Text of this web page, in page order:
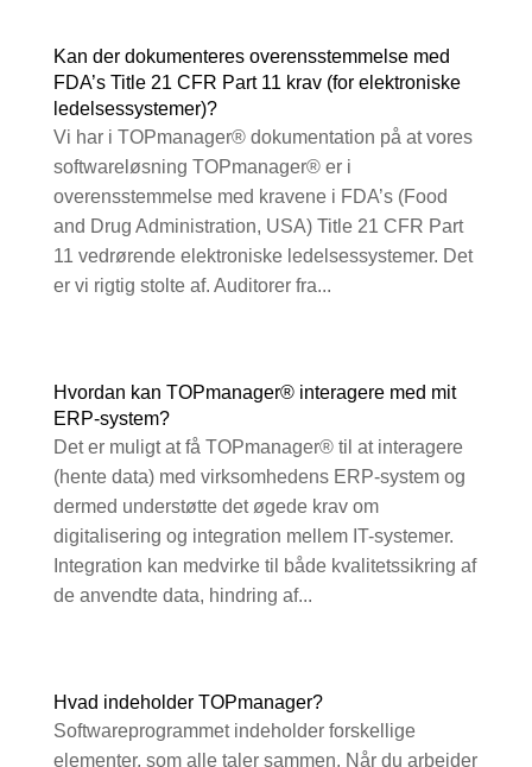
Kan der dokumenteres overensstemmelse med
FDA’s Title 21 CFR Part 11 krav (for elektroniske
ledelsessystemer)?
Vi har i TOPmanager® dokumentation på at vores
softwareløsning TOPmanager® er i
overensstemmelse med kravene i FDA’s (Food
and Drug Administration, USA) Title 21 CFR Part
11 vedrørende elektroniske ledelsessystemer. Det
er vi rigtig stolte af. Auditorer fra...
Hvordan kan TOPmanager® interagere med mit
ERP-system?
Det er muligt at få TOPmanager® til at interagere
(hente data) med virksomhedens ERP-system og
dermed understøtte det øgede krav om
digitalisering og integration mellem IT-systemer.
Integration kan medvirke til både kvalitetssikring af
de anvendte data, hindring af...
Hvad indeholder TOPmanager?
Softwareprogrammet indeholder forskellige
elementer, som alle taler sammen. Når du arbejder